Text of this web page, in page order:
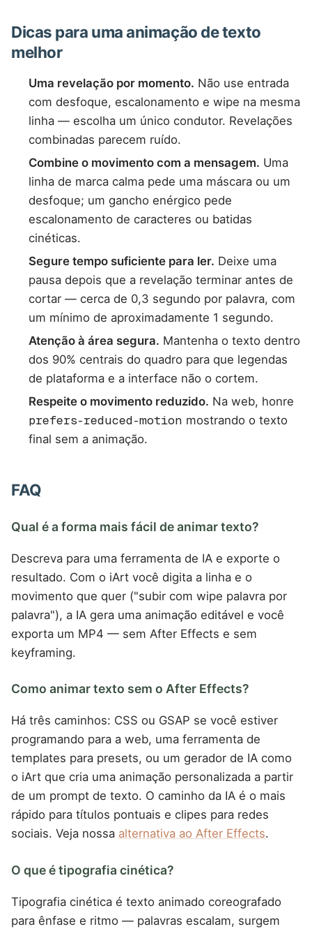
Dicas para uma animação de texto
melhor
Uma revelação por momento. Não use entrada
com desfoque, escalonamento e wipe na mesma
linha — escolha um único condutor. Revelações
combinadas parecem ruído.
Combine o movimento com a mensagem. Uma
linha de marca calma pede uma máscara ou um
desfoque; um gancho enérgico pede
escalonamento de caracteres ou batidas
cinéticas.
Segure tempo suficiente para ler. Deixe uma
pausa depois que a revelação terminar antes de
cortar — cerca de 0,3 segundo por palavra, com
um mínimo de aproximadamente 1 segundo.
Atenção à área segura. Mantenha o texto dentro
dos 90% centrais do quadro para que legendas
de plataforma e a interface não o cortem.
Respeite o movimento reduzido. Na web, honre
prefers-reduced-motion mostrando o texto
final sem a animação.
FAQ
Qual é a forma mais fácil de animar texto?
Descreva para uma ferramenta de IA e exporte o
resultado. Com o iArt você digita a linha e o
movimento que quer ("subir com wipe palavra por
palavra"), a IA gera uma animação editável e você
exporta um MP4 — sem After Effects e sem
keyframing.
Como animar texto sem o After Effects?
Há três caminhos: CSS ou GSAP se você estiver
programando para a web, uma ferramenta de
templates para presets, ou um gerador de IA como
o iArt que cria uma animação personalizada a partir
de um prompt de texto. O caminho da IA é o mais
rápido para títulos pontuais e clipes para redes
sociais. Veja nossa alternativa ao After Effects.
O que é tipografia cinética?
Tipografia cinética é texto animado coreografado
para ênfase e ritmo — palavras escalam, surgem